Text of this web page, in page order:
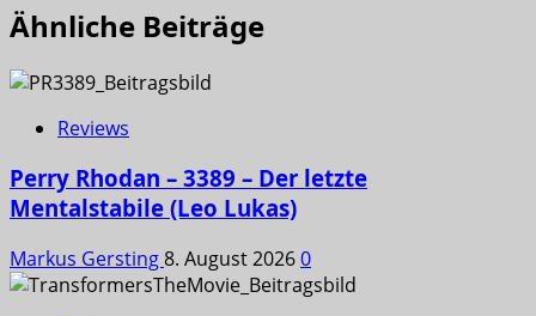
Ähnliche Beiträge
Reviews
Perry Rhodan – 3389 – Der letzte
Mentalstabile (Leo Lukas)
Markus Gersting8. August 20260